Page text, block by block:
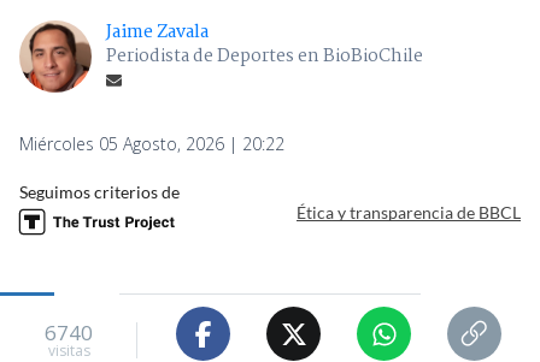
Jaime Zavala
Periodista de Deportes en BioBioChile
Miércoles 05 Agosto, 2026 | 20:22
Seguimos criterios de
Ética y transparencia de BBCL
6740
visitas